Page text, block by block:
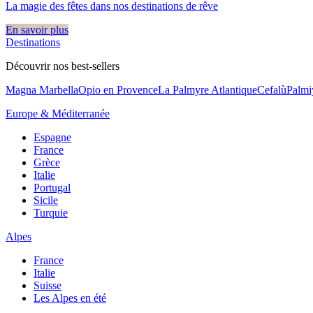
La magie des fêtes dans nos destinations de rêve​
En savoir plus
Destinations
Découvrir nos best-sellers
Magna MarbellaOpio en ProvenceLa Palmyre AtlantiqueCefalù
Europe & Méditerranée
Espagne
France
Grèce
Italie
Portugal
Sicile
Turquie
Alpes
France
Italie
Suisse
Les Alpes en été